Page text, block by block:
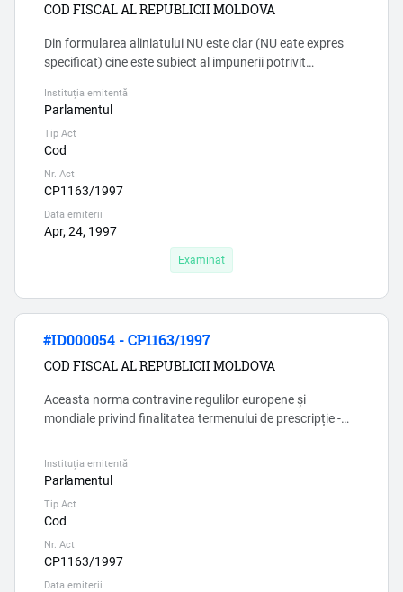
COD FISCAL AL REPUBLICII MOLDOVA
Din formularea aliniatului NU este clar (NU eate expres
specificat) cine este subiect al impunerii potrivit
gospodăriile ţărăneşti și întreprinzătorii individuali sunt
subiecții ai impunerii al regimului fiscal AI SECTORULUI
ÎNTREPRINDERILOR MICI ŞI MIJLOCII (conform
capitolului Capitolul 7 1 (prim)) , doar în cazul în care in...
Instituția emitentă
Parlamentul
Tip Act
Cod
Nr. Act
CP1163/1997
Data emiterii
Apr, 24, 1997
Examinat
#ID000054 - CP1163/1997
COD FISCAL AL REPUBLICII MOLDOVA
Aceasta norma contravine regulilor europene și
mondiale privind finalitatea termenului de prescripție -
loc pentru abuz si coruptie.
Instituția emitentă
Parlamentul
Tip Act
Cod
Nr. Act
CP1163/1997
Data emiterii